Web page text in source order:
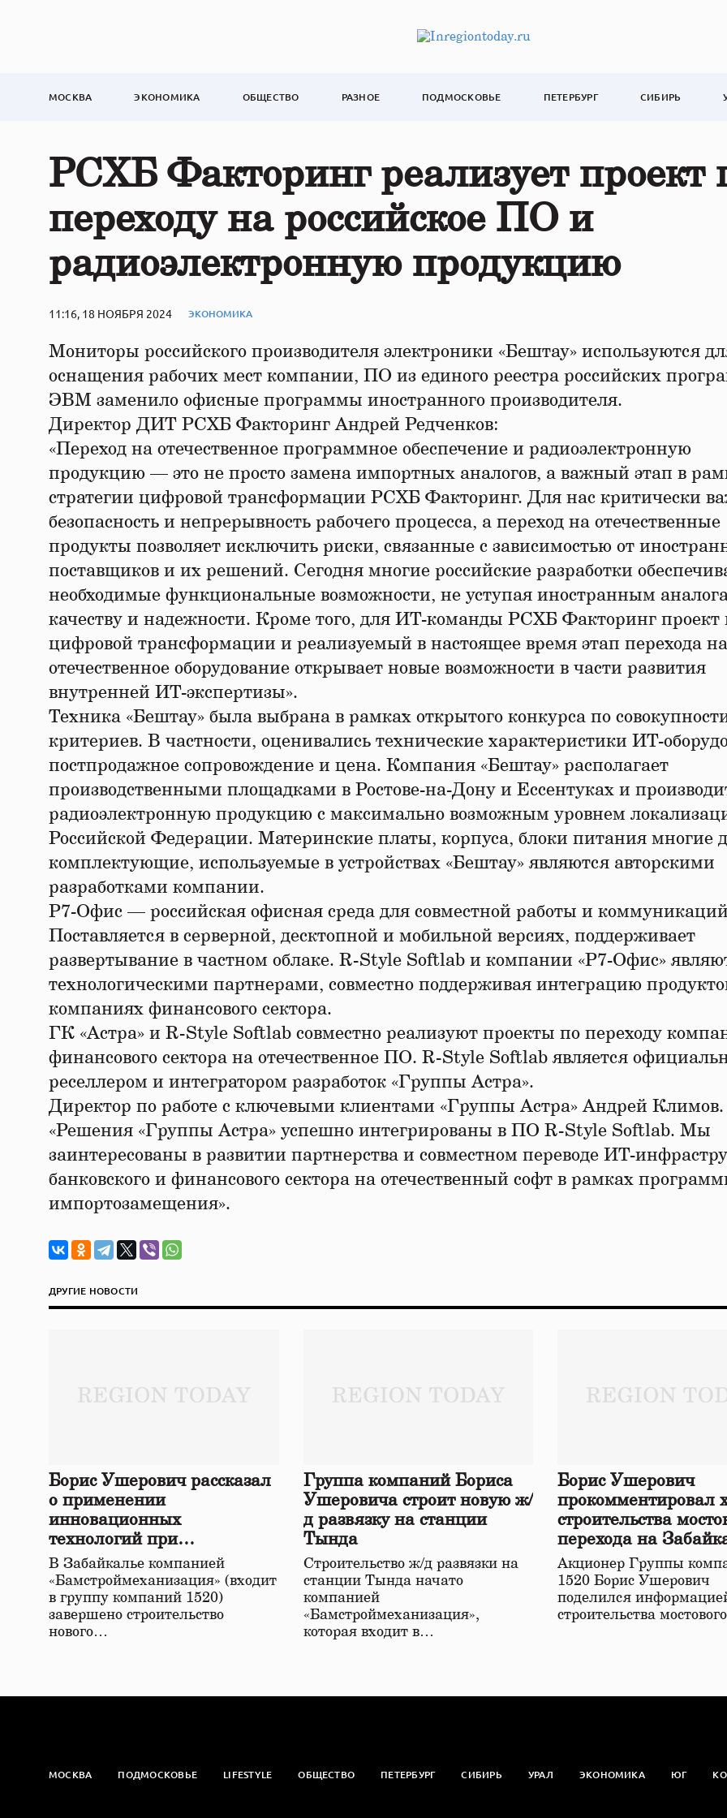
МОСКВА ЭКОНОМИКА ОБЩЕСТВО РАЗНОЕ ПОДМОСКОВЬЕ ПЕТЕРБУРГ СИБИРЬ
РСХБ Факторинг реализует проект
переходу на российское ПО и
радиоэлектронную продукцию
11:16, 18 НОЯБРЯ 2024 ЭКОНОМИКА
Мониторы российского производителя электроники «Бештау» используются
оснащения рабочих мест компании, ПО из единого реестра российских
ЭВМ заменило офисные программы иностранного производителя.
Директор ДИТ РСХБ Факторинг Андрей Редченков:
«Переход на отечественное программное обеспечение и радиоэлектронную
продукцию — это не просто замена импортных аналогов, а важный этап в
стратегии цифровой трансформации РСХБ Факторинг. Для нас критически
безопасность и непрерывность рабочего процесса, а переход на отечественные
продукты позволяет исключить риски, связанные с зависимостью от
поставщиков и их решений. Сегодня многие российские разработки
необходимые функциональные возможности, не уступая иностранным
качеству и надежности. Кроме того, для ИТ-команды РСХБ Факторинг проект
цифровой трансформации и реализуемый в настоящее время этап перехода на
отечественное оборудование открывает новые возможности в части развития
внутренней ИТ-экспертизы».
Техника «Бештау» была выбрана в рамках открытого конкурса по
критериев. В частности, оценивались технические характеристики ИТ-
постпродажное сопровождение и цена. Компания «Бештау» располагает
производственными площадками в Ростове-на-Дону и Ессентуках и
радиоэлектронную продукцию с максимально возможным уровнем
Российской Федерации. Материнские платы, корпуса, блоки питания многие
комплектующие, используемые в устройствах «Бештау» являются авторскими
разработками компании.
Р7-Офис — российская офисная среда для совместной работы и
Поставляется в серверной, десктопной и мобильной версиях, поддерживает
развертывание в частном облаке. R-Style Softlab и компании «Р7-Офиc»
технологическими партнерами, совместно поддерживая интеграцию
компаниях финансового сектора.
ГК «Астра» и R-Style Softlab совместно реализуют проекты по переходу
финансового сектора на отечественное ПО. R-Style Softlab является
реселлером и интегратором разработок «Группы Астра».
Директор по работе с ключевыми клиентами «Группы Астра» Андрей Климов.
«Решения «Группы Астра» успешно интегрированы в ПО R-Style Softlab. Мы
заинтересованы в развитии партнерства и совместном переводе ИТ-
банковского и финансового сектора на отечественный софт в рамках
импортозамещения».
ДРУГИЕ НОВОСТИ
Борис Ушерович рассказал
о применении
инновационных
технологий при
строительстве нового моста
в Забайкалье
В Забайкалье компанией
«Бамстроймеханизация» (входит
в группу компаний 1520)
завершено строительство
нового…
Группа компаний Бориса
Ушеровича строит новую ж/
д развязку на станции
Тында
Строительство ж/д развязки на
станции Тында начато
компанией
«Бамстроймеханизация»,
которая входит в…
Борис Ушерович
прокомментировал
строительства
перехода на
железной дороге
Акционер Группы
1520 Борис Ушерович
поделился
строительства
МОСКВА ПОДМОСКОВЬЕ LIFESTYLE ОБЩЕСТВО ПЕТЕРБУРГ СИБИРЬ УРАЛ ЭКОНОМИКА ЮГ